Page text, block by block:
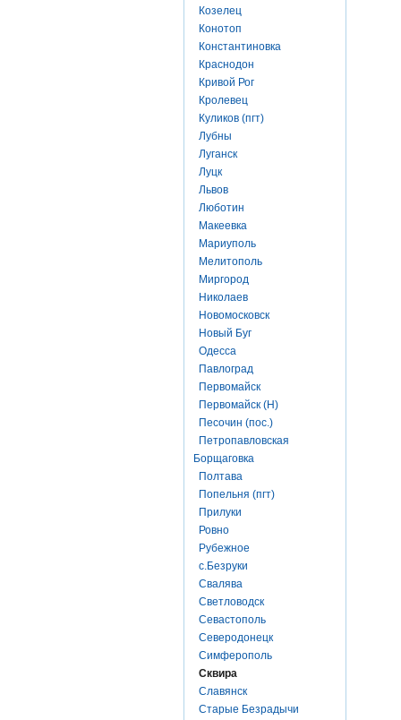
Козелец
Конотоп
Константиновка
Краснодон
Кривой Рог
Кролевец
Куликов (пгт)
Лубны
Луганск
Луцк
Львов
Люботин
Макеевка
Мариуполь
Мелитополь
Миргород
Николаев
Новомосковск
Новый Буг
Одесса
Павлоград
Первомайск
Первомайск (Н)
Песочин (пос.)
Петропавловская
Борщаговка
Полтава
Попельня (пгт)
Прилуки
Ровно
Рубежное
с.Безруки
Свалява
Светловодск
Севастополь
Северодонецк
Симферополь
Сквира
Славянск
Старые Безрадычи